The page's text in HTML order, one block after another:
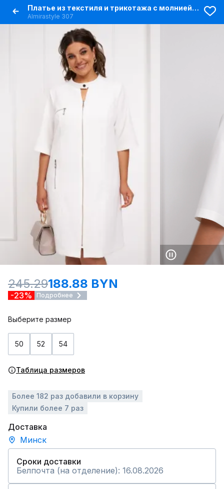
Платье из текстиля и трикотажа с молнией и складкой
Almirastyle 307
245.29188.88 BYN
-23% Подробнее
Выберите размер
50 52 54
Таблица размеров
Более 182 раз добавили в корзину
Купили более 7 раз
Доставка
Минск
Сроки доставки
Белпочта (на отделение): 16.08.2026